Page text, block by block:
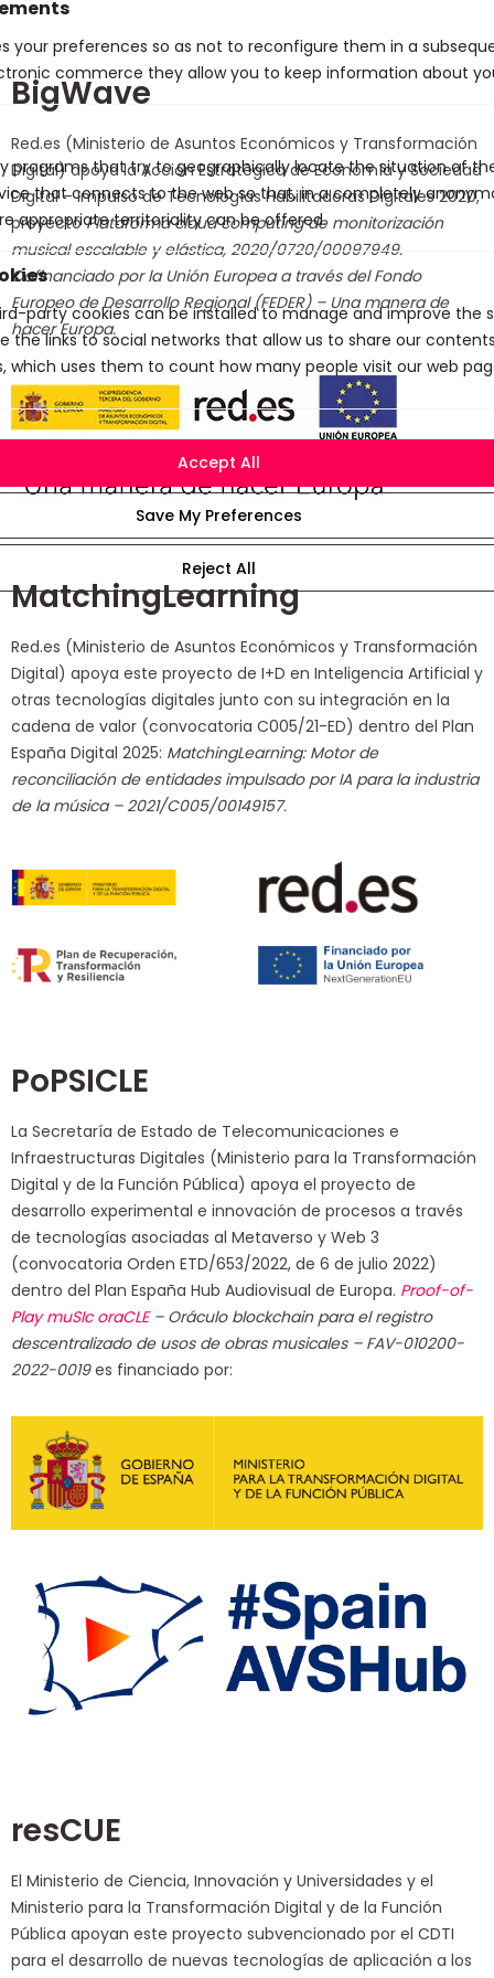
your preferences so as not to reconfigure them in a
commerce they allow you to keep information about
programs that try to geographically locate the situation of
that connects to the web so that, in a completely
appropriate territoriality can be offered.
party cookies can be installed to manage and improve the
the links to social networks that allow us to share our
which uses them to count how many people visit our web
BigWave
Red.es (Ministerio de Asuntos Económicos y Transformación
Digital) apoya la Acción Estratégica de Economía y Sociedad
Digital – Impulso de Tecnologías Habilitadoras Digitales 2020,
proyectoPlataforma cloud computing de monitorización
musical escalable y elástica, 2020/0720/00097949.
Cofinanciado por la Unión Europea a través del Fondo
Europeo de Desarrollo Regional (FEDER) – Una manera de
hacer Europa.
MatchingLearning
Red.es (Ministerio de Asuntos Económicos y Transformación
Digital) apoya este proyecto de I+D en Inteligencia Artificial y
otras tecnologías digitales junto con su integración en la
cadena de valor (convocatoria C005/21-ED) dentro del Plan
España Digital 2025: MatchingLearning: Motor de
reconciliación de entidades impulsado por IA para la industria
de la música – 2021/C005/00149157.
PoPSICLE
La Secretaría de Estado de Telecomunicaciones e
Infraestructuras Digitales (Ministerio para la Transformación
Digital y de la Función Pública) apoya el proyecto de
desarrollo experimental e innovación de procesos a través
de tecnologías asociadas al Metaverso y Web 3
(convocatoria Orden ETD/653/2022, de 6 de julio 2022)
dentro del Plan España Hub Audiovisual de Europa. Proof-of-
Play muSIc oraCLE– Oráculo blockchain para el registro
descentralizado de usos de obras musicales – FAV-010200-
2022-0019es financiado por:
resCUE
El Ministerio de Ciencia, Innovación y Universidades y el
Ministerio para la Transformación Digital y de la Función
Pública apoyan este proyecto subvencionado por el CDTI
para el desarrollo de nuevas tecnologías de aplicación a los